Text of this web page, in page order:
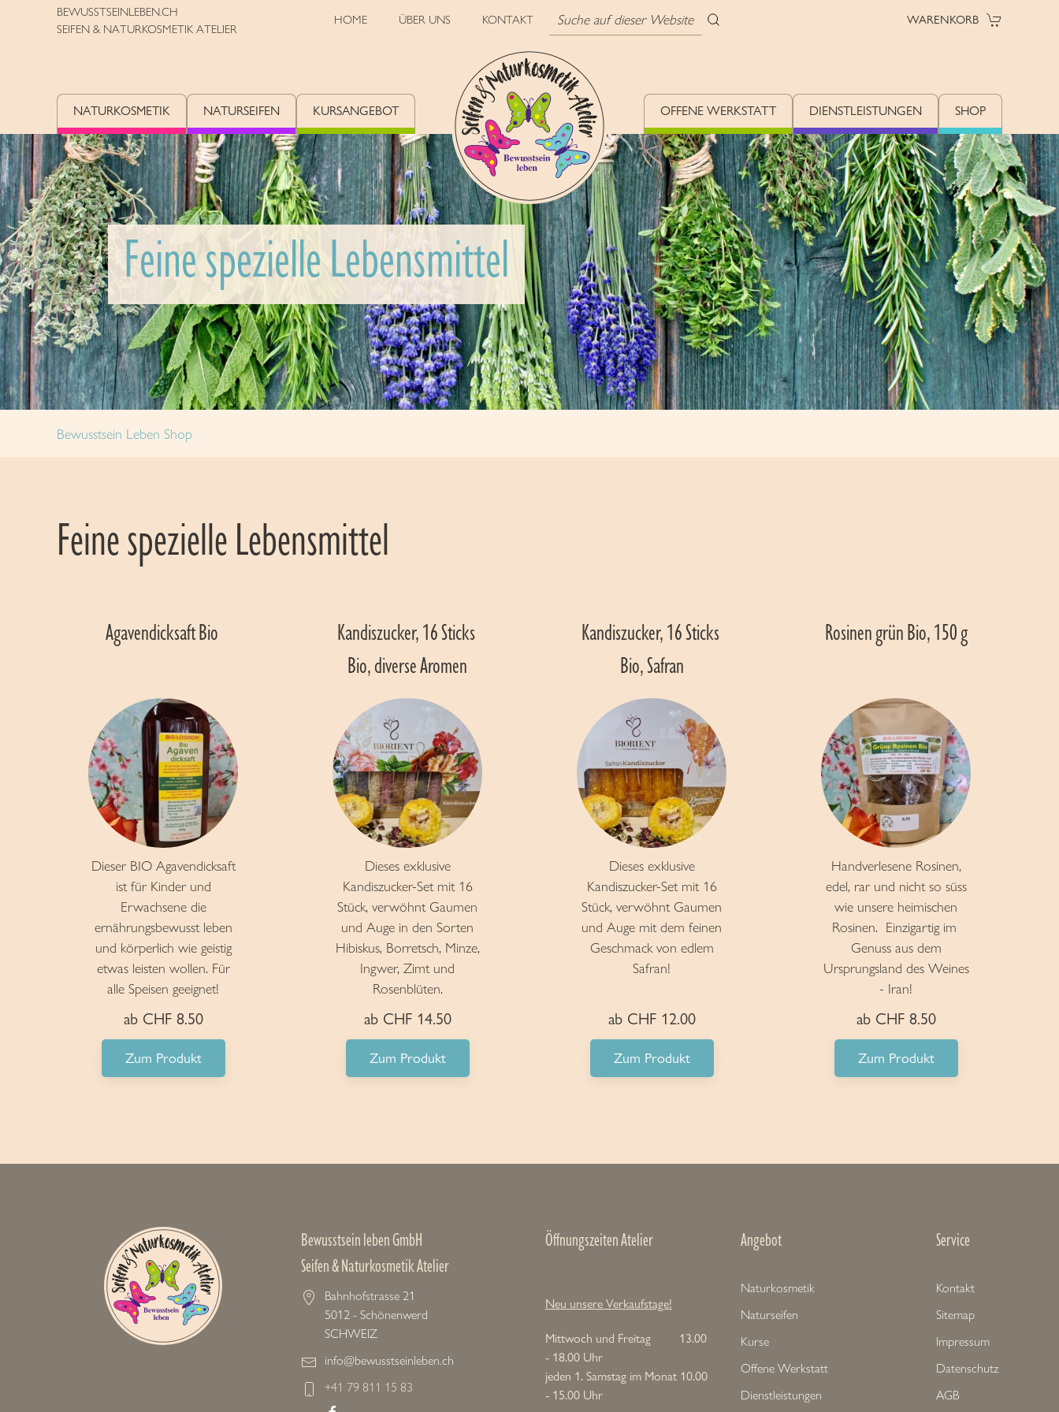
BEWUSSTSEINLEBEN.CH
SEIFEN & NATURKOSMETIK ATELIER
HOME ÜBER UNS KONTAKT WARENKORB
NATURKOSMETIK NATURSEIFEN KURSANGEBOT OFFENE WERKSTATT DIENSTLEISTUNGEN SHOP
Feine spezielle Lebensmittel
Bewusstsein Leben Shop
Feine spezielle Lebensmittel
Agavendicksaft Bio
Dieser BIO Agavendicksaft
ist für Kinder und
Erwachsene die
ernährungsbewusst leben
und körperlich wie geistig
etwas leisten wollen. Für
alle Speisen geeignet!
ab CHF 8.50
Zum Produkt
Kandiszucker, 16 Sticks
Bio, diverse Aromen
Dieses exklusive
Kandiszucker-Set mit 16
Stück, verwöhnt Gaumen
und Auge in den Sorten
Hibiskus, Borretsch, Minze,
Ingwer, Zimt und
Rosenblüten.
ab CHF 14.50
Zum Produkt
Kandiszucker, 16 Sticks
Bio, Safran
Dieses exklusive
Kandiszucker-Set mit 16
Stück, verwöhnt Gaumen
und Auge mit dem feinen
Geschmack von edlem
Safran!
ab CHF 12.00
Zum Produkt
Rosinen grün Bio, 150 g
Handverlesene Rosinen,
edel, rar und nicht so süss
wie unsere heimischen
Rosinen. Einzigartig im
Genuss aus dem
Ursprungsland des Weines
- Iran!
ab CHF 8.50
Zum Produkt
Bewusstsein leben GmbH
Seifen & Naturkosmetik Atelier
Bahnhofstrasse 21
5012 - Schönenwerd
SCHWEIZ
info@bewusstseinleben.ch
+41 79 811 15 83
Öffnungszeiten Atelier
Neu unsere Verkaufstage!
Mittwoch und Freitag 13.00
- 18.00 Uhr
jeden 1. Samstag im Monat 10.00
- 15.00 Uhr
Angebot
Naturkosmetik
Naturseifen
Kurse
Offene Werkstatt
Dienstleistungen
Service
Kontakt
Sitemap
Impressum
Datenschutz
AGB